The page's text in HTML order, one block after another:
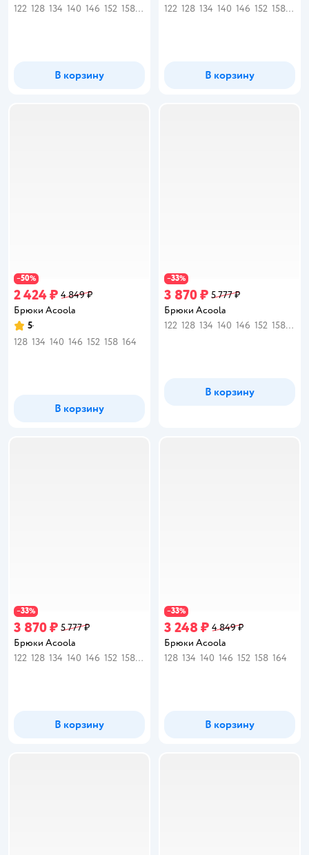
122 128 134 140 146 152 158 164 170
В корзину
122 128 134 140 146 152 158 164
В корзину
−50%
2 424 ₽ 4 849 ₽
Брюки Acoola
Рейтинг:
5
128 134 140 146 152 158 164
В корзину
−33%
3 870 ₽ 5 777 ₽
Брюки Acoola
122 128 134 140 146 152 158 170
В корзину
−33%
3 870 ₽ 5 777 ₽
Брюки Acoola
122 128 134 140 146 152 158 164 170
В корзину
−33%
3 248 ₽ 4 849 ₽
Брюки Acoola
128 134 140 146 152 158 164
В корзину